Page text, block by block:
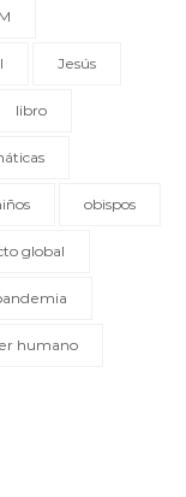
Jesús
libro
obispos
global
humano